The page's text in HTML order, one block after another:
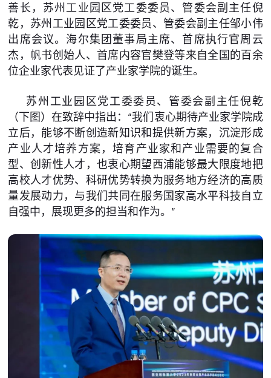
善长，苏州工业园区党工委委员、管委会副主任倪
乾，苏州工业园区党工委委员、管委会副主任邹小伟
出席会议。海尔集团董事局主席、首席执行官周云
杰，帆书创始人、首席内容官樊登等来自全国的百余
位企业家代表见证了产业家学院的诞生。
苏州工业园区党工委委员、管委会副主任倪乾
（下图）在致辞中指出：“我们衷心期待产业家学院成
立后，能够不断创造新知识和提供新方案，沉淀形成
产业人才培养方案，培育产业家和产业需要的复合
型、创新性人才，也衷心期望西浦能够最大限度地把
高校人才优势、科研优势转换为服务地方经济的高质
量发展动力，与我们共同在服务国家高水平科技自立
自强中，展现更多的担当和作为。”